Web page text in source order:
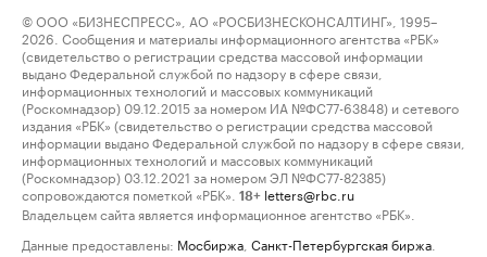
© ООО «БИЗНЕСПРЕСС», АО «РОСБИЗНЕСКОНСАЛТИНГ», 1995–
2026. Сообщения и материалы информационного агентства «РБК»
(свидетельство о регистрации средства массовой информации
выдано Федеральной службой по надзору в сфере связи,
информационных технологий и массовых коммуникаций
(Роскомнадзор) 09.12.2015 за номером ИА №ФС77-63848) и сетевого
издания «РБК» (свидетельство о регистрации средства массовой
информации выдано Федеральной службой по надзору в сфере связи,
информационных технологий и массовых коммуникаций
(Роскомнадзор) 03.12.2021 за номером ЭЛ №ФС77-82385)
сопровождаются пометкой «РБК».
18+ letters@rbc.ru
Владельцем сайта является информационное агентство «РБК».
Данные предоставлены: Мосбиржа Санкт-Петербургская биржа